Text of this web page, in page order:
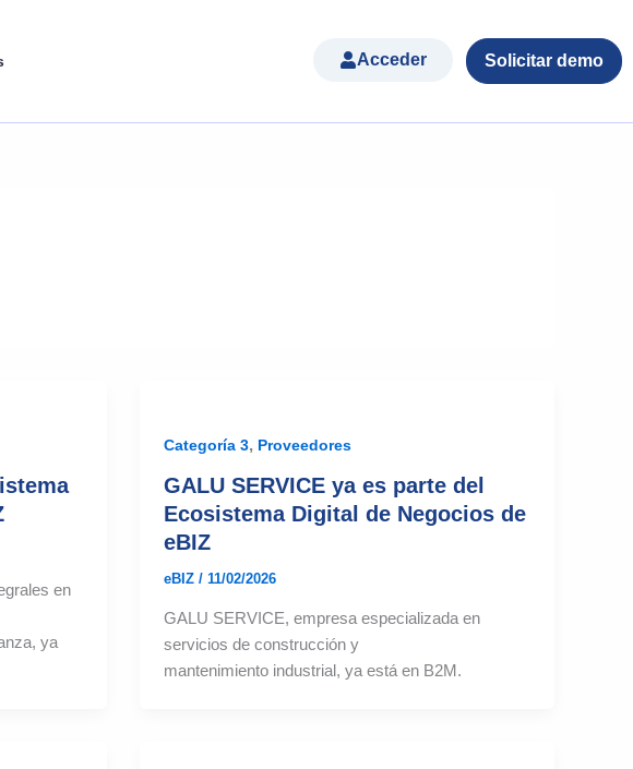
Acceder Solicitar demo
en
ya
Categoría 3, Proveedores
GALU SERVICE ya es parte del
Ecosistema Digital de Negocios de
eBIZ
eBIZ/11/02/2026
GALU SERVICE, empresa especializada en
servicios de construcción y
mantenimiento industrial, ya está en B2M.